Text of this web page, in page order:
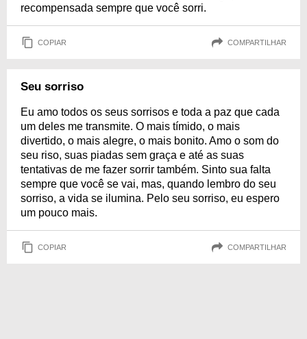
recompensada sempre que você sorri.
COPIAR COMPARTILHAR
Seu sorriso
Eu amo todos os seus sorrisos e toda a paz que cada
um deles me transmite. O mais tímido, o mais
divertido, o mais alegre, o mais bonito. Amo o som do
seu riso, suas piadas sem graça e até as suas
tentativas de me fazer sorrir também. Sinto sua falta
sempre que você se vai, mas, quando lembro do seu
sorriso, a vida se ilumina. Pelo seu sorriso, eu espero
um pouco mais.
COPIAR COMPARTILHAR